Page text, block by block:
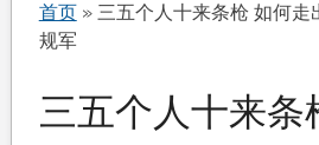
首页» 三五个人十来条枪 如何走
规军
三五个人十来条